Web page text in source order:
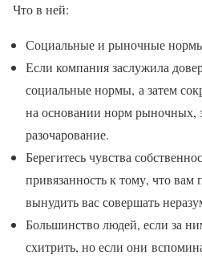
Что в ней:
Социальные и рыночные
Если компания заслужила
социальные нормы, а затем
на основании норм рыночных,
разочарование.
Берегитесь чувства
привязанность к тому, что
вынудить вас совершать
Большинство людей, если за
схитрить, но если они